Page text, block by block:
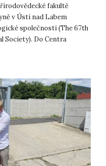
fakultě
v Ústí nad Labem
společnosti (The 67th
Society). Do Centra